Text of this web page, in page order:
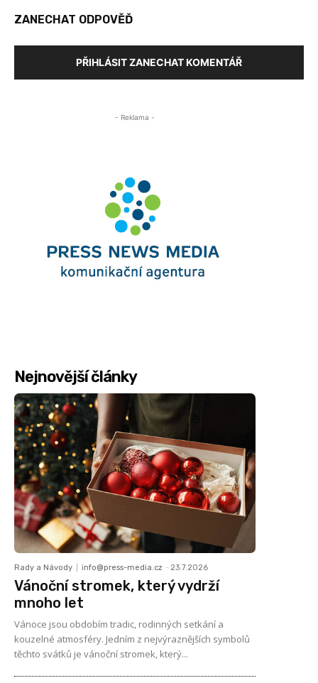
ZANECHAT ODPOVĚĎ
PŘIHLÁSIT ZANECHAT KOMENTÁŘ
- Reklama -
Nejnovější články
Rady a Návody info@press-media.cz - 23.7.2026
Vánoční stromek, který vydrží
mnoho let
Vánoce jsou obdobím tradic, rodinných setkání a
kouzelné atmosféry. Jedním z nejvýraznějších symbolů
těchto svátků je vánoční stromek, který...